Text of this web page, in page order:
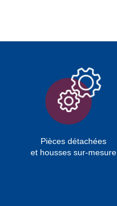
Pièces détachées
et housses sur-mesure